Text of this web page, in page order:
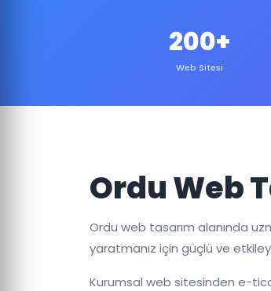
200+
Web Sitesi
Ordu Web
Ordu web tasarım alanında
yaratmanız için güçlü ve
Kurumsal web sitesinden e-